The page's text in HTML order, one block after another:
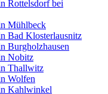
Rottelsdorf bei
Mühlbeck
Bad Klosterlausnitz
Burgholzhausen
Nobitz
Thallwitz
Wolfen
Kahlwinkel